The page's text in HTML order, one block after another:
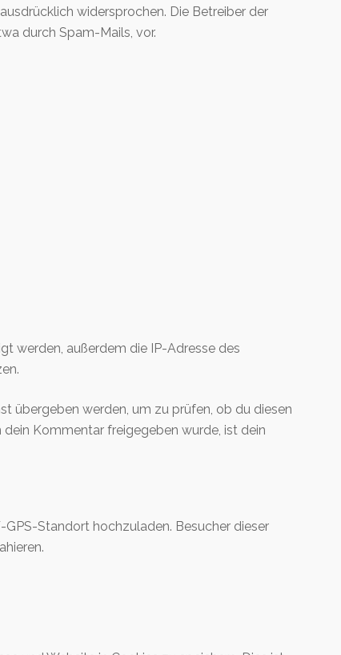
widersprochen. Die Betreiber der
durch Spam-Mails, vor.
werden, außerdem die IP-Adresse des
übergeben werden, um zu prüfen, ob du diesen
Kommentar freigegeben wurde, ist dein
Standort hochzuladen. Besucher dieser